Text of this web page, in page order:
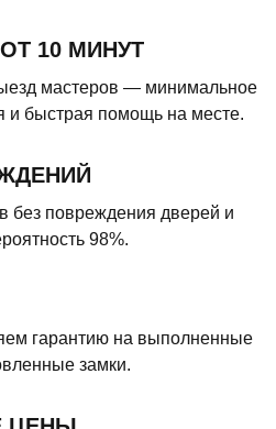
10 МИНУТ
мастеров — минимальное
и быстрая помощь на месте.
без повреждения дверей и
98%.
гарантию на выполненные
замки.